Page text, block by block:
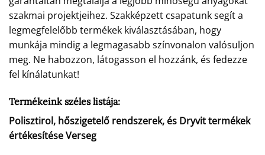
szakmai projektjeihez. Szakképzett csapatunk segít a
legmegfelelőbb termékek kiválasztásában, hogy
munkája mindig a legmagasabb színvonalon valósuljon
meg. Ne habozzon, látogasson el hozzánk, és fedezze
fel kínálatunkat!
Termékeink széles listája:
Polisztirol, hőszigetelő rendszerek, és Dryvit termékek
értékesítése Verseg